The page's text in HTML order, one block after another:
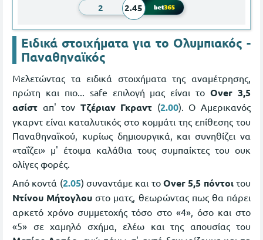
2 2.45
Ειδικά στοιχήματα για το Ολυμπιακός -
Παναθηναϊκός
Μελετώντας τα ειδικά στοιχήματα της αναμέτρησης,
πρώτη και πιο... safe επιλογή μας είναι τοOver 3,5
ασίστ απ' τον Τζέριαν Γκραντ (2.00). Ο Αμερικανός
γκαρντ είναι καταλυτικός στο κομμάτι της επίθεσης του
Παναθηναϊκού, κυρίως δημιουργικά, και συνηθίζει να
«ταΐζει» μ' έτοιμα καλάθια τους συμπαίκτες του ουκ
ολίγες φορές.
Από κοντά (2.05) συναντάμε και τοOver 5,5 πόντοιτου
Ντίνου Μήτογλου στο ματς, θεωρώντας πως θα πάρει
αρκετό χρόνο συμμετοχής τόσο στο «4», όσο και στο
«5» σε χαμηλό σχήμα, ελέω και της απουσίας του